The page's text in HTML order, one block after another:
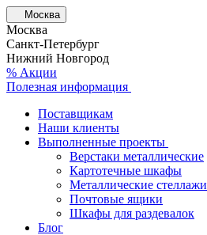
Москва
Москва
Санкт-Петербург
Нижний Новгород
% Акции
Полезная информация
Поставщикам
Наши клиенты
Выполненные проекты
Верстаки металлические
Картотечные шкафы
Металлические стеллажи
Почтовые ящики
Шкафы для раздевалок
Блог